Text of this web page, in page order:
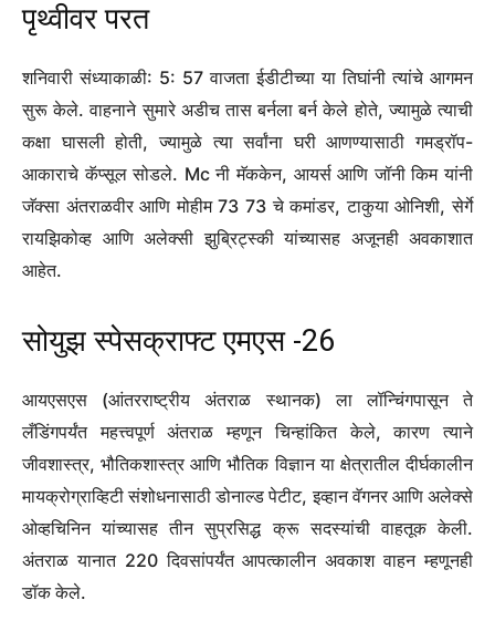
पृथ्वीवर परत
शनिवारी संध्याकाळी: 5: 57 वाजता ईडीटीच्या या तिघांनी त्यांचे आगमन
सुरू केले. वाहनाने सुमारे अडीच तास बर्नला बर्न केले होते, ज्यामुळे त्याची
कक्षा घासली होती, ज्यामुळे त्या सर्वांना घरी आणण्यासाठी गमड्रॉप-
आकाराचे कॅप्सूल सोडले. Mc नी मॅककेन, आयर्स आणि जॉनी किम यांनी
जॅक्सा अंतराळवीर आणि मोहीम 73 73 चे कमांडर, टाकुया ओनिशी, सेर्गे
रायझिकोव्ह आणि अलेक्सी झुब्रिट्स्की यांच्यासह अजूनही अवकाशात
आहेत.
सोयुझ स्पेसक्राफ्ट एमएस -26
आयएसएस (आंतरराष्ट्रीय अंतराळ स्थानक) ला लॉन्चिंगपासून ते
लँडिंगपर्यंत महत्त्वपूर्ण अंतराळ म्हणून चिन्हांकित केले, कारण त्याने
जीवशास्त्र, भौतिकशास्त्र आणि भौतिक विज्ञान या क्षेत्रातील दीर्घकालीन
मायक्रोग्राव्हिटी संशोधनासाठी डोनाल्ड पेटीट, इव्हान वॅगनर आणि अलेक्से
ओव्हचिनिन यांच्यासह तीन सुप्रसिद्ध क्रू सदस्यांची वाहतूक केली.
अंतराळ यानात 220 दिवसांपर्यंत आपत्कालीन अवकाश वाहन म्हणूनही
डॉक केले.